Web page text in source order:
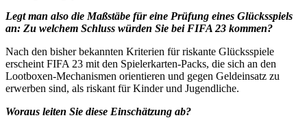
Legt man also die Maßstäbe für eine Prüfung eines Glücksspiels
an: Zu welchem Schluss würden Sie bei FIFA 23 kommen?
Nach den bisher bekannten Kriterien für riskante Glücksspiele
erscheint FIFA 23 mit den Spielerkarten-Packs, die sich an den
Lootboxen-Mechanismen orientieren und gegen Geldeinsatz zu
erwerben sind, als riskant für Kinder und Jugendliche.
Woraus leiten Sie diese Einschätzung ab?